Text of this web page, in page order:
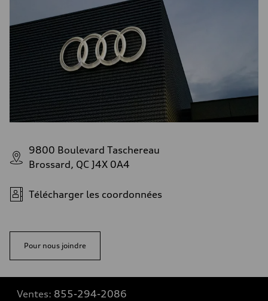
9800 Boulevard Taschereau
Brossard, QC J4X 0A4
Télécharger les coordonnées
Pour nous joindre
Ventes: 855-294-2086